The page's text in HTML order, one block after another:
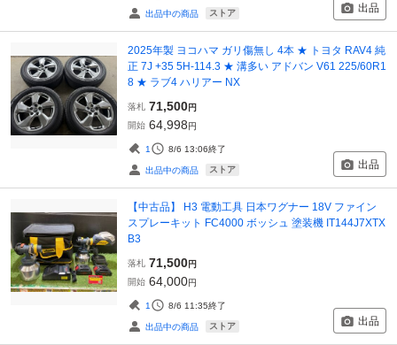
出品中の商品 ストア 出品
2025年製 ヨコハマ ガリ傷無し 4本 ★ トヨタ RAV4 純
正 7J +35 5H-114.3 ★ 溝多い アドバン V61 225/60R1
8 ★ ラブ4 ハリアー NX
落札 71,500円
開始 64,998円
1 8/6 13:06終了
出品中の商品 ストア 出品
【中古品】 H3 電動工具 日本ワグナー 18V ファイン
スプレーキット FC4000 ボッシュ 塗装機 IT144J7XTX
B3
落札 71,500円
開始 64,000円
1 8/6 11:35終了
出品中の商品 ストア 出品